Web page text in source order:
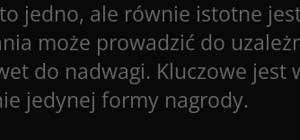
jedno, ale równie istotne
może prowadzić do
do nadwagi. Kluczowe
jedynej formy nagrody.